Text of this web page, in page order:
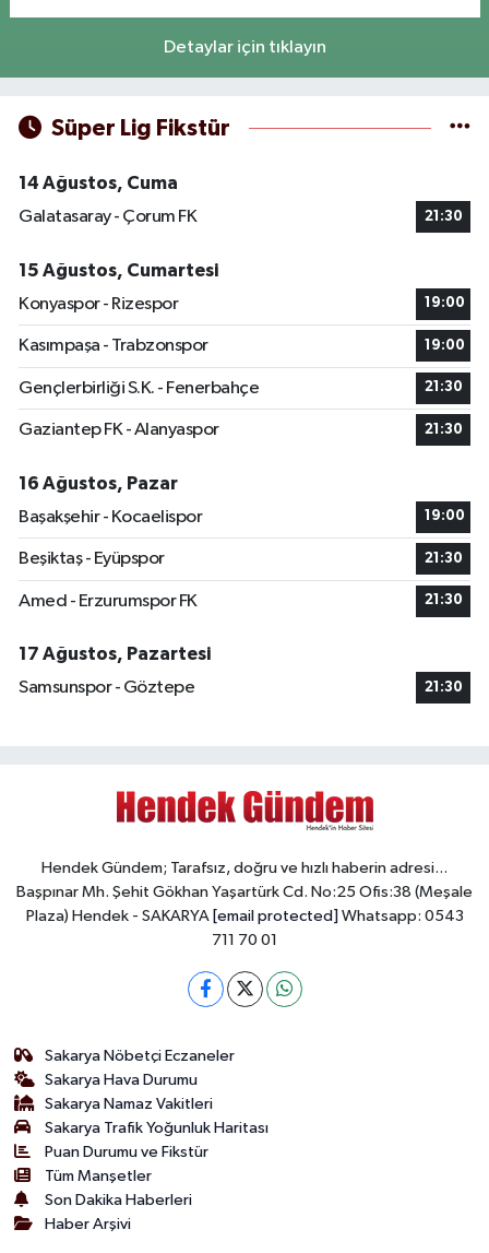
Detaylar için tıklayın
Süper Lig Fikstür
14 Ağustos, Cuma
Galatasaray - Çorum FK
21:30
15 Ağustos, Cumartesi
Konyaspor - Rizespor
19:00
Kasımpaşa - Trabzonspor 19:00
Gençlerbirliği S.K. - Fenerbahçe 21:30
Gaziantep FK - Alanyaspor 21:30
16 Ağustos, Pazar
Başakşehir - Kocaelispor
19:00
Beşiktaş - Eyüpspor 21:30
Amed - Erzurumspor FK 21:30
17 Ağustos, Pazartesi
Samsunspor - Göztepe
21:30
Hendek Gündem; Tarafsız, doğru ve hızlı haberin adresi...
Başpınar Mh. Şehit Gökhan Yaşartürk Cd. No:25 Ofis:38 (Meşale
Plaza) Hendek - SAKARYA [email protected] Whatsapp: 0543
711 70 01
Sakarya Nöbetçi Eczaneler
Sakarya Hava Durumu
Sakarya Namaz Vakitleri
Sakarya Trafik Yoğunluk Haritası
Puan Durumu ve Fikstür
Tüm Manşetler
Son Dakika Haberleri
Haber Arşivi